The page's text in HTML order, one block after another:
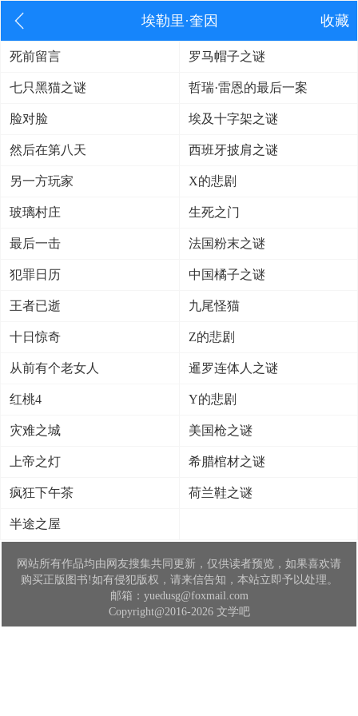
埃勒里·奎因 收藏
死前留言 罗马帽子之谜
七只黑猫之谜 哲瑞·雷恩的最后一案
脸对脸 埃及十字架之谜
然后在第八天 西班牙披肩之谜
另一方玩家 X的悲剧
玻璃村庄 生死之门
最后一击 法国粉末之谜
犯罪日历 中国橘子之谜
王者已逝 九尾怪猫
十日惊奇 Z的悲剧
从前有个老女人 暹罗连体人之谜
红桃4 Y的悲剧
灾难之城 美国枪之谜
上帝之灯 希腊棺材之谜
疯狂下午茶 荷兰鞋之谜
半途之屋
网站所有作品均由网友搜集共同更新，仅供读者预览，如果喜欢请
购买正版图书!如有侵犯版权，请来信告知，本站立即予以处理。
邮箱：yuedusg@foxmail.com
Copyright@2016-2026 文学吧